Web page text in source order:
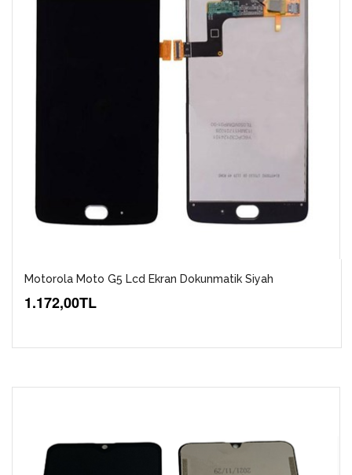
Motorola Moto G5 Lcd Ekran Dokunmatik Siyah
1.172,00TL